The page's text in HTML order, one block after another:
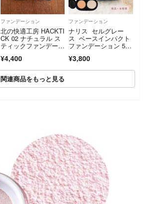
ファンデーション
北の快適工房 HACKTI
CK 02 ナチュラル ス
ティックファンデーシ
¥4,400
ファンデーション
ナリス セルグレー
ス ベースインパクト
ファンデーション 550
¥3,800
関連商品をもっと見る